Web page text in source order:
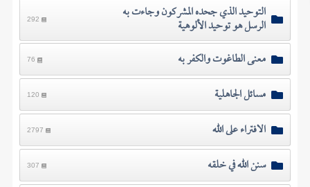
التوحيد الذي جحده المشركون وجاءت به
الرسل هو توحيد الألوهية 292
معنى الطاغوت والكفر به 76
مسائل الجاهلية 120
الافتراء على الله 2797
سنن الله في خلقه 307